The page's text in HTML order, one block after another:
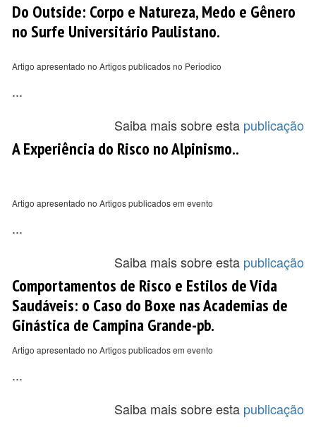
Do Outside: Corpo e Natureza, Medo e Gênero
no Surfe Universitário Paulistano.
Artigo apresentado no Artigos publicados no Periodico
...
Saiba mais sobre esta publicação
A Experiência do Risco no Alpinismo..
Artigo apresentado no Artigos publicados em evento
...
Saiba mais sobre esta publicação
Comportamentos de Risco e Estilos de Vida
Saudáveis: o Caso do Boxe nas Academias de
Ginástica de Campina Grande-pb.
Artigo apresentado no Artigos publicados em evento
...
Saiba mais sobre esta publicação